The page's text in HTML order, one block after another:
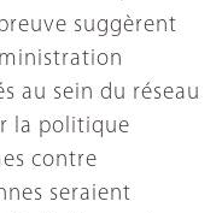
suggèrent
au sein du réseau
la politique
contre
seraient